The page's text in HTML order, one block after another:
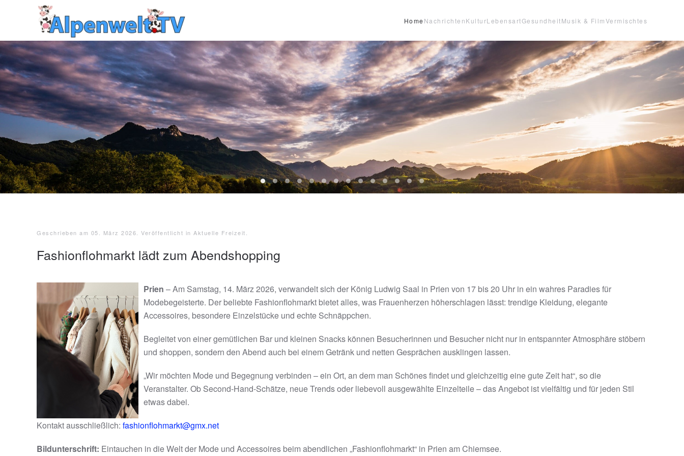
Zum Hauptinhalt springen Home NachrichtenKulturLebensartGesundheitMusik & FilmVermischtes
Header12
Header13
HeaderReiter13
Header01
Header02
Header03
Header04
Header05
Header06
Header07
Header08
Header09
Header10
Header11
Geschrieben am 05. März 2026 . Veröffentlicht in Aktuelle Freizeit
Fashionflohmarkt lädt zum Abendshopping
Prien – Am Samstag, 14. März 2026, verwandelt sich der König Ludwig Saal in Prien von 17 bis 20 Uhr in ein wahres Paradies für
Modebegeisterte. Der beliebte Fashionflohmarkt bietet alles, was Frauenherzen höherschlagen lässt: trendige Kleidung, elegante
Accessoires, besondere Einzelstücke und echte Schnäppchen.
Begleitet von einer gemütlichen Bar und kleinen Snacks können Besucherinnen und Besucher nicht nur in entspannter Atmosphäre stöbern
und shoppen, sondern den Abend auch bei einem Getränk und netten Gesprächen ausklingen lassen.
„Wir möchten Mode und Begegnung verbinden – ein Ort, an dem man Schönes findet und gleichzeitig eine gute Zeit hat“, so die
Veranstalter. Ob Second-Hand-Schätze, neue Trends oder liebevoll ausgewählte Einzelteile – das Angebot ist vielfältig und für jeden Stil
etwas dabei.
Kontakt ausschließlich: fashionflohmarkt@gmx.net
Bildunterschrift: Eintauchen in die Welt der Mode und Accessoires beim abendlichen „Fashionflohmarkt“ in Prien am Chiemsee.